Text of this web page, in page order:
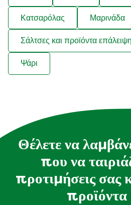
Κατσαρόλας Μαρινάδα
Σάλτσες και προϊόντα
Ψάρι
Θέλετε να
που να
προτιμήσεις σας
προϊόντα